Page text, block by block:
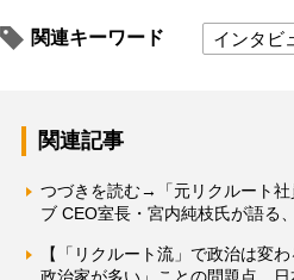
関連キーワード インタビ
関連記事
つづきを読む→「元リクルート
ブ CEO室長・宮内純枝氏が語る
【「リクルート流」で政治は変